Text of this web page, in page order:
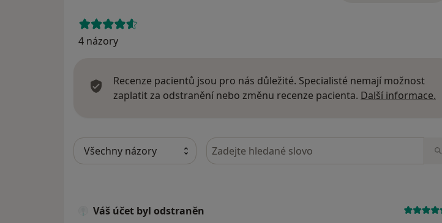
4 názory
Recenze pacientů jsou pro nás důležité. Specialisté nemají možnost
zaplatit za odstranění nebo změnu recenze pacienta. Další informace.
Hledejte v názorech
Váš účet byl odstraněn